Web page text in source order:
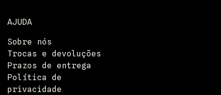
AJUDA
Sobre nós
Trocas e devoluções
Prazos de entrega
Política de
privacidade